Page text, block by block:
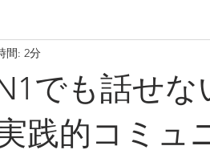
在留資格
ホテルにおける外国人雇用（文化等
でも話せな
践的コミュ
間: 2分